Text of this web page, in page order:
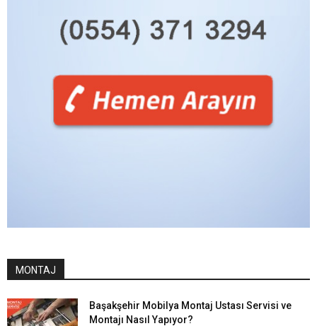
MONTAJ
Başakşehir Mobilya Montaj Ustası Servisi ve
Montajı Nasıl Yapıyor?